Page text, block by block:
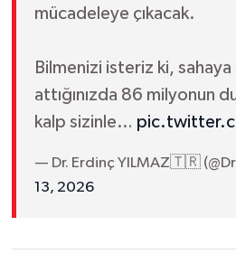
mücadeleye çıkacak.
Bilmenizi isteriz ki, sahaya
attığınızda 86 milyonun
kalp sizinle…
— Dr. Erdinç YILMAZ🇹🇷
13, 2026